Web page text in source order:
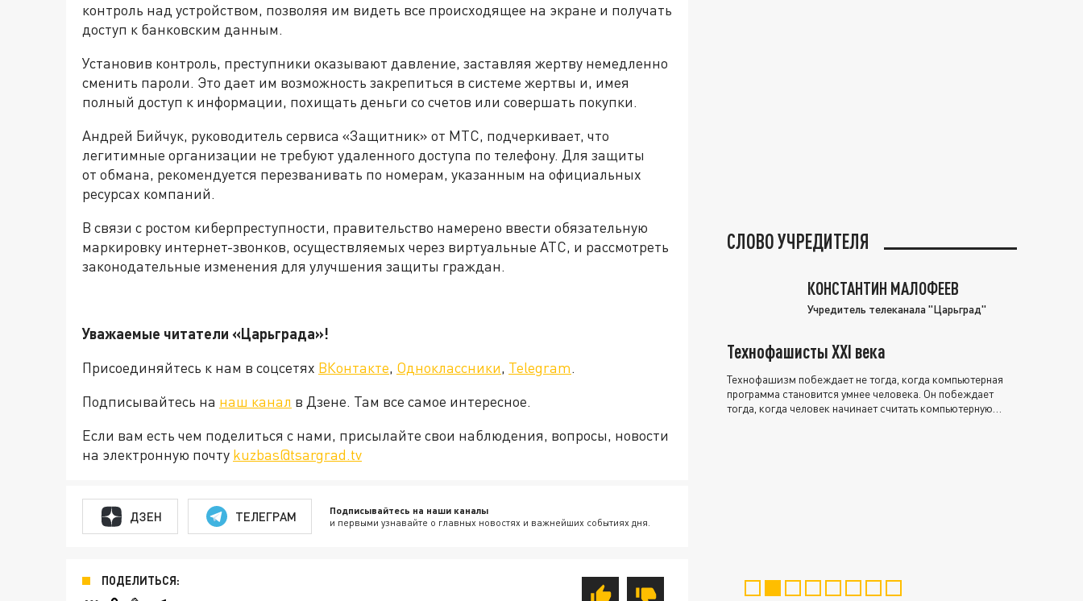
контроль над устройством, позволяя им видеть все происходящее на экране и получать
доступ к банковским данным.
Установив контроль, преступники оказывают давление, заставляя жертву немедленно
сменить пароли. Это дает им возможность закрепиться в системе жертвы и, имея
полный доступ к информации, похищать деньги со счетов или совершать покупки.
Андрей Бийчук, руководитель сервиса «Защитник» от МТС, подчеркивает, что
легитимные организации не требуют удаленного доступа по телефону. Для защиты
от обмана, рекомендуется перезванивать по номерам, указанным на официальных
ресурсах компаний.
В связи с ростом киберпреступности, правительство намерено ввести обязательную
маркировку интернет-звонков, осуществляемых через виртуальные АТС, и рассмотреть
законодательные изменения для улучшения защиты граждан.
Уважаемые читатели «Царьграда»!
Присоединяйтесь к нам в соцсетях ВКонтакте, Одноклассники, Telegram.
Подписывайтесь на наш канал в Дзене. Там все самое интересное.
Если вам есть чем поделиться с нами, присылайте свои наблюдения, вопросы, новости
на электронную почту kuzbas@tsargrad.tv
ДЗЕН ТЕЛЕГРАМ Подписывайтесь на наши каналы
и первыми узнавайте о главных новостях и важнейших событиях дня.
ПОДЕЛИТЬСЯ:
СЛОВО УЧРЕДИТЕЛЯ
КОНСТАНТИН МАЛОФЕЕВ
Учредитель телеканала "Царьград"
Технофашисты XXI века
Технофашизм побеждает не тогда, когда компьютерная
программа становится умнее человека. Он побеждает
тогда, когда человек начинает считать компьютерную